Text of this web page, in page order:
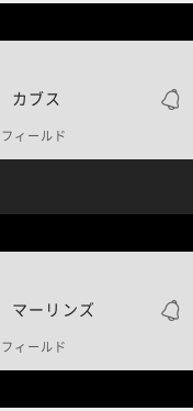
カブス
ィールド
マーリンズ
ィールド